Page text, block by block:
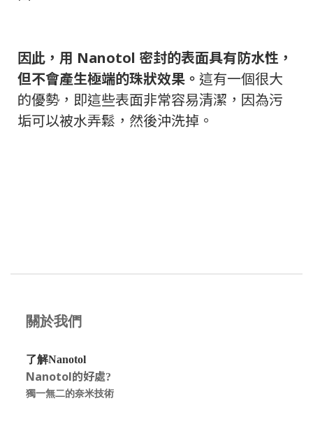
因此，用 Nanotol 密封的表面具有防水性，
但不會產生極端的珠狀效果。 這有一個很大
的優勢，即這些表面非常容易清潔，因為污
垢可以被水弄鬆，然後沖洗掉。
關於我們
了解Nanotol
Nanotol的好處?
獨一無二的奈米技術